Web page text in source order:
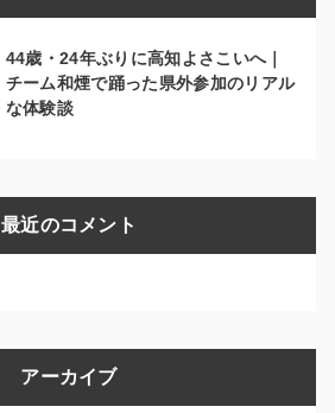
44歳・24年ぶりに高知よさこいへ｜
チーム和煙で踊った県外参加のリアル
な体験談
最近のコメント
アーカイブ